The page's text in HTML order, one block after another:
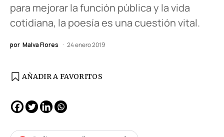
para mejorar la función pública y la vida
cotidiana, la poesía es una cuestión vital.
por Malva Flores 24 enero 2019
AÑADIR A FAVORITOS